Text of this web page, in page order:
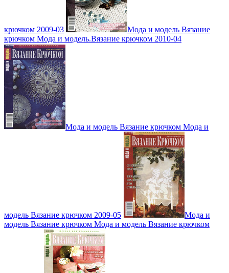
крючком 2009-03
Мода и модель Вязание
крючком Мода и модель.Вязание крючком 2010-04
Мода и модель Вязание крючком Мода и
модель Вязание крючком 2009-05
Мода и
модель Вязание крючком Мода и модель Вязание крючком